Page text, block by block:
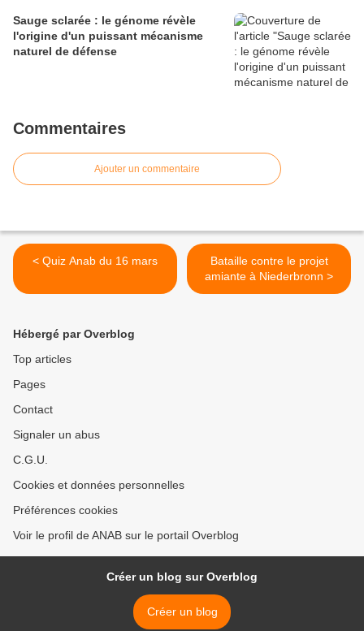
Sauge sclarée : le génome révèle
l'origine d'un puissant mécanisme
naturel de défense
Commentaires
Ajouter un commentaire
< Quiz Anab du 16 mars
Bataille contre le projet
amiante à Niederbronn >
Hébergé par Overblog
Top articles
Pages
Contact
Signaler un abus
C.G.U.
Cookies et données personnelles
Préférences cookies
Voir le profil de ANAB sur le portail Overblog
Créer un blog sur Overblog
Créer un blog